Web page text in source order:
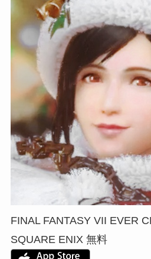
FINAL FANTASY VII EVER
SQUARE ENIX 無料